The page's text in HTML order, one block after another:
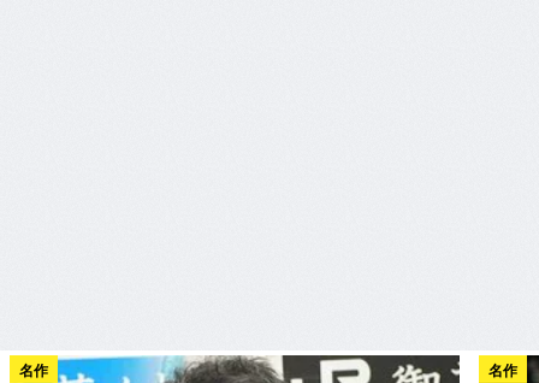
名作 名作